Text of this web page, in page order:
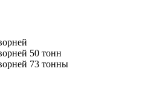
50 тонн
73 тонны